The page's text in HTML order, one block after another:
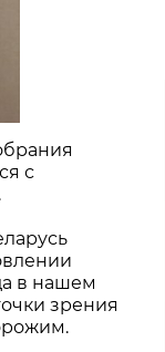
с
в нашем
зрения